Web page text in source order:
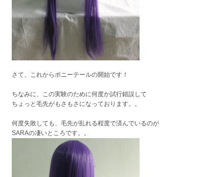
さて、これからポニーテールの開始です！
ちなみに、この実験のために何度か試行錯誤して
ちょっと毛先がもさもさになっております。。
何度失敗しても、毛先が乱れる程度で済んでいるのが
SARAの凄いところです。。